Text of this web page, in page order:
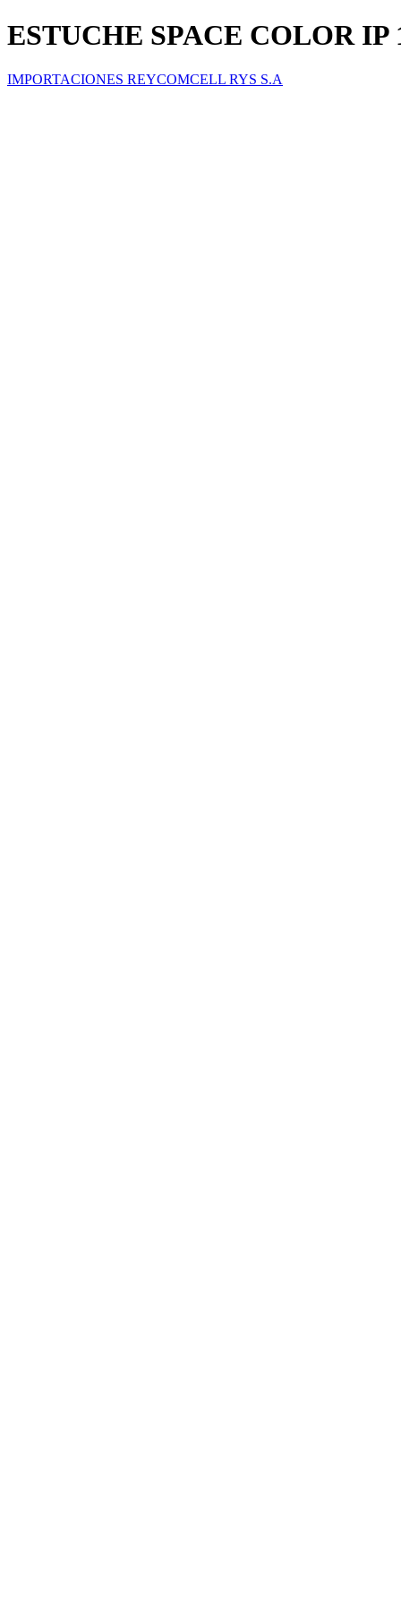
ESTUCHE SPACE COLOR IP
IMPORTACIONES REYCOMCELL RYS S.A